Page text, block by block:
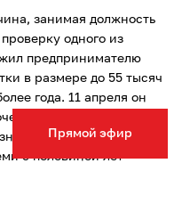
Прямой эфир
занимая должность
одного из
предпринимателю
в размере до 55 тысяч
года. 11 апреля он
сумму.
бывшему
с половиной лет
в